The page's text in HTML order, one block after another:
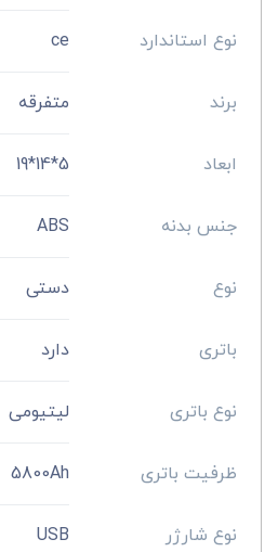
نوع استاندارد ce
برند متفرقه
ابعاد 5*14*19
جنس بدنه ABS
نوع دستی
باتری دارد
نوع باتری لیتیومی
ظرفیت باتری 5800Ah
نوع شارژر USB